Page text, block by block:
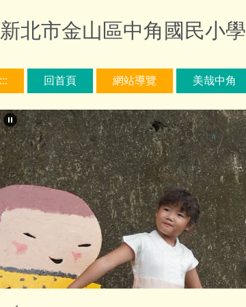
到
主
內
容
區
新北市金山區中角國民小學
::: 回首頁 網站導覽 美哉中角